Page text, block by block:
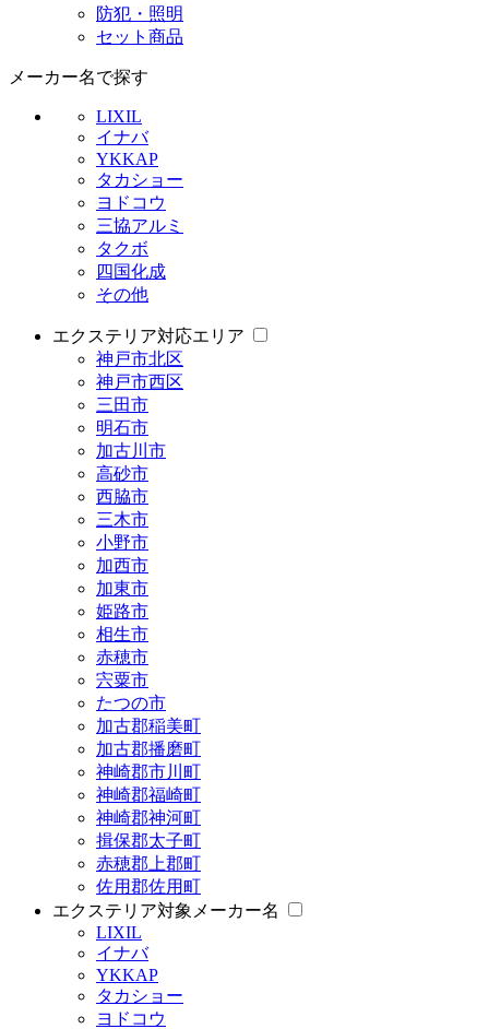
防犯・照明
セット商品
メーカー名で探す
LIXIL
イナバ
YKKAP
タカショー
ヨドコウ
三協アルミ
タクボ
四国化成
その他
エクステリア対応エリア
神戸市北区
神戸市西区
三田市
明石市
加古川市
高砂市
西脇市
三木市
小野市
加西市
加東市
姫路市
相生市
赤穂市
宍粟市
たつの市
加古郡稲美町
加古郡播磨町
神崎郡市川町
神崎郡福崎町
神崎郡神河町
揖保郡太子町
赤穂郡上郡町
佐用郡佐用町
エクステリア対象メーカー名
LIXIL
イナバ
YKKAP
タカショー
ヨドコウ